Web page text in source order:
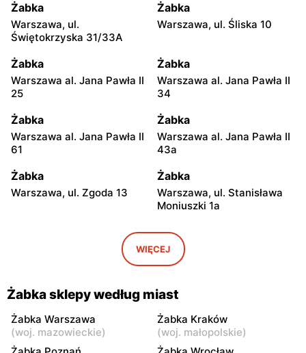
Żabka
Warszawa, ul.
Świętokrzyska 31/33A
Żabka
Warszawa, ul. Śliska 10
Żabka
Warszawa al. Jana Pawła II
25
Żabka
Warszawa al. Jana Pawła II
34
Żabka
Warszawa al. Jana Pawła II
61
Żabka
Warszawa al. Jana Pawła II
43a
Żabka
Warszawa, ul. Zgoda 13
Żabka
Warszawa, ul. Stanisława
Moniuszki 1a
Świętokrzyska 0 Stacja
Żabka
Warszawa, ul. Grzybowska
5
Żabka
Łódź, ul. Żurawia 14
Żabka
Warszawa, ul. Żurawia 18
Żabka Żabka
WIĘCEJ
Żabka sklepy według miast
Żabka Warszawa
(woj. mazowieckie)
Żabka Kraków
(woj. małopolskie)